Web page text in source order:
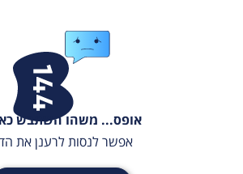
אופס... משהו השתבש
אפשר לנסות לרענן את